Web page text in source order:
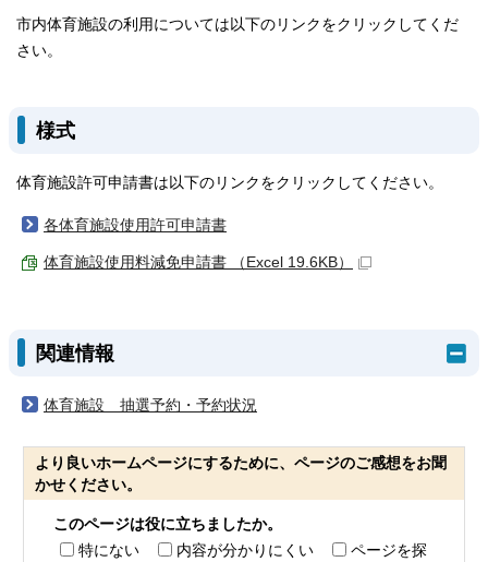
市内体育施設の利用については以下のリンクをクリックしてくだ
さい。
様式
体育施設許可申請書は以下のリンクをクリックしてください。
各体育施設使用許可申請書
体育施設使用料減免申請書 （Excel 19.6KB）
関連情報
体育施設 抽選予約・予約状況
より良いホームページにするために、ページのご感想をお聞
かせください。
このページは役に立ちましたか。
特にない
内容が分かりにくい
ページを探